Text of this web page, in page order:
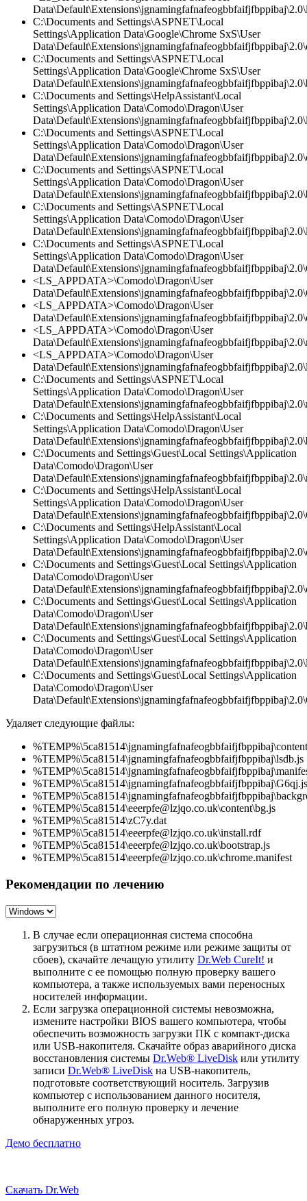
C:\Documents and Settings\ASPNET\Local
Settings\Application Data\Google\Chrome SxS\User
C:\Documents and Settings\ASPNET\Local
Settings\Application Data\Google\Chrome SxS\User
C:\Documents and Settings\HelpAssistant\Local
Settings\Application Data\Comodo\Dragon\User
C:\Documents and Settings\ASPNET\Local
Settings\Application Data\Comodo\Dragon\User
C:\Documents and Settings\ASPNET\Local
Settings\Application Data\Comodo\Dragon\User
C:\Documents and Settings\ASPNET\Local
Settings\Application Data\Comodo\Dragon\User
C:\Documents and Settings\ASPNET\Local
Settings\Application Data\Comodo\Dragon\User
<LS_APPDATA>\Comodo\Dragon\User
<LS_APPDATA>\Comodo\Dragon\User
<LS_APPDATA>\Comodo\Dragon\User
<LS_APPDATA>\Comodo\Dragon\User
C:\Documents and Settings\ASPNET\Local
Settings\Application Data\Comodo\Dragon\User
C:\Documents and Settings\HelpAssistant\Local
Settings\Application Data\Comodo\Dragon\User
C:\Documents and Settings\Guest\Local Settings\Application
Data\Comodo\Dragon\User
C:\Documents and Settings\HelpAssistant\Local
Settings\Application Data\Comodo\Dragon\User
C:\Documents and Settings\HelpAssistant\Local
Settings\Application Data\Comodo\Dragon\User
C:\Documents and Settings\Guest\Local Settings\Application
Data\Comodo\Dragon\User
C:\Documents and Settings\Guest\Local Settings\Application
Data\Comodo\Dragon\User
C:\Documents and Settings\Guest\Local Settings\Application
Data\Comodo\Dragon\User
C:\Documents and Settings\Guest\Local Settings\Application
Data\Comodo\Dragon\User
Удаляет следующие файлы:
%TEMP%\5ca81514\jgnamingfafnafeogbbfaifjfbppibaj\lsdb.js
%TEMP%\5ca81514\jgnamingfafnafeogbbfaifjfbppibaj\G6qj.js
%TEMP%\5ca81514\eeerpfe@lzjqo.co.uk\content\bg.js
%TEMP%\5ca81514\zC7y.dat
%TEMP%\5ca81514\eeerpfe@lzjqo.co.uk\install.rdf
%TEMP%\5ca81514\eeerpfe@lzjqo.co.uk\bootstrap.js
%TEMP%\5ca81514\eeerpfe@lzjqo.co.uk\chrome.manifest
Рекомендации по лечению
В случае если операционная система способна
загрузиться (в штатном режиме или режиме защиты от
сбоев), скачайте лечащую утилиту Dr.Web CureIt! и
выполните с ее помощью полную проверку вашего
компьютера, а также используемых вами переносных
носителей информации.
Если загрузка операционной системы невозможна,
измените настройки BIOS вашего компьютера, чтобы
обеспечить возможность загрузки ПК с компакт-диска
или USB-накопителя. Скачайте образ аварийного диска
восстановления системы Dr.Web® LiveDisk или утилиту
записи Dr.Web® LiveDisk на USB-накопитель,
подготовьте соответствующий носитель. Загрузив
компьютер с использованием данного носителя,
выполните его полную проверку и лечение
обнаруженных угроз.
Демо бесплатно
Скачать Dr.Web